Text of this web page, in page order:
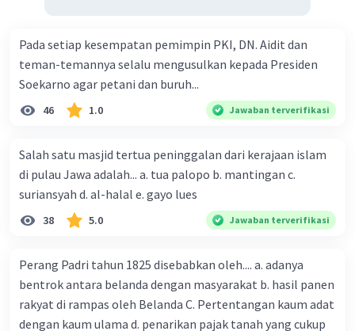
Pada setiap kesempatan pemimpin PKI, DN. Aidit dan
teman-temannya selalu mengusulkan kepada Presiden
Soekarno agar petani dan buruh...
46 1.0 Jawaban terverifikasi
Salah satu masjid tertua peninggalan dari kerajaan islam
di pulau Jawa adalah... a. tua palopo b. mantingan c.
suriansyah d. al-halal e. gayo lues
38 5.0 Jawaban terverifikasi
Perang Padri tahun 1825 disebabkan oleh.... a. adanya
bentrok antara belanda dengan masyarakat b. hasil panen
rakyat di rampas oleh Belanda C. Pertentangan kaum adat
dengan kaum ulama d. penarikan pajak tanah yang cukup